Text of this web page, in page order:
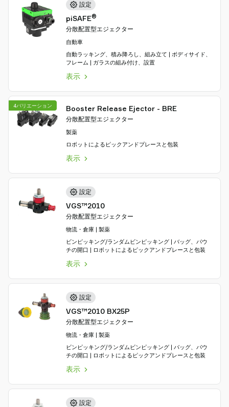
設定
piSAFE®
分散配置型エジェクター
自動車
自動ラッキング、積み降ろし、組み立て | ボディサイド、
フレーム | ガラスの組み付け、設置
表示
Booster Release Ejector - BRE
分散配置型エジェクター
製薬
ロボットによるピックアンドプレースと包装
表示
4バリエーション
設定
VGS™2010
分散配置型エジェクター
物流・倉庫 | 製薬
ビンピッキング/ランダムビンピッキング | バッグ、パウ
チの開口 | ロボットによるピックアンドプレースと包装
表示
設定
VGS™2010 BX25P
分散配置型エジェクター
物流・倉庫 | 製薬
ビンピッキング/ランダムビンピッキング | バッグ、パウ
チの開口 | ロボットによるピックアンドプレースと包装
表示
設定
の
代
Old
shop